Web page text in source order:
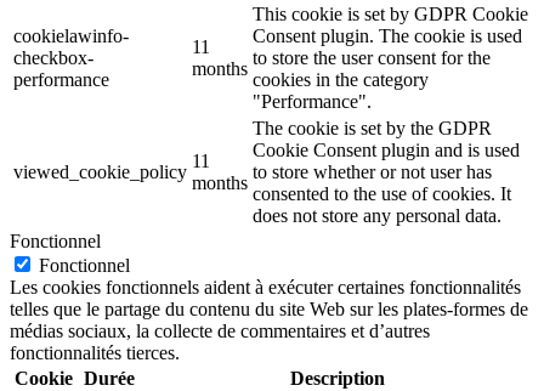
cookielawinfo-
checkbox-
performance
11
months
This cookie is set by GDPR Cookie
Consent plugin. The cookie is used
to store the user consent for the
cookies in the category
"Performance".
viewed_cookie_policy
11
months
The cookie is set by the GDPR
Cookie Consent plugin and is used
to store whether or not user has
consented to the use of cookies. It
does not store any personal data.
Fonctionnel
Fonctionnel
Les cookies fonctionnels aident à exécuter certaines fonctionnalités
telles que le partage du contenu du site Web sur les plates-formes de
médias sociaux, la collecte de commentaires et d’autres
fonctionnalités tierces.
Cookie Durée Description